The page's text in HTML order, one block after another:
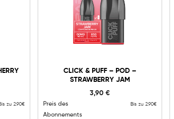
zu 2.90€
CLICK & PUFF – POD –
STRAWBERRY JAM
3,90€
Preis des
Abonnements
Bis zu 2.90€